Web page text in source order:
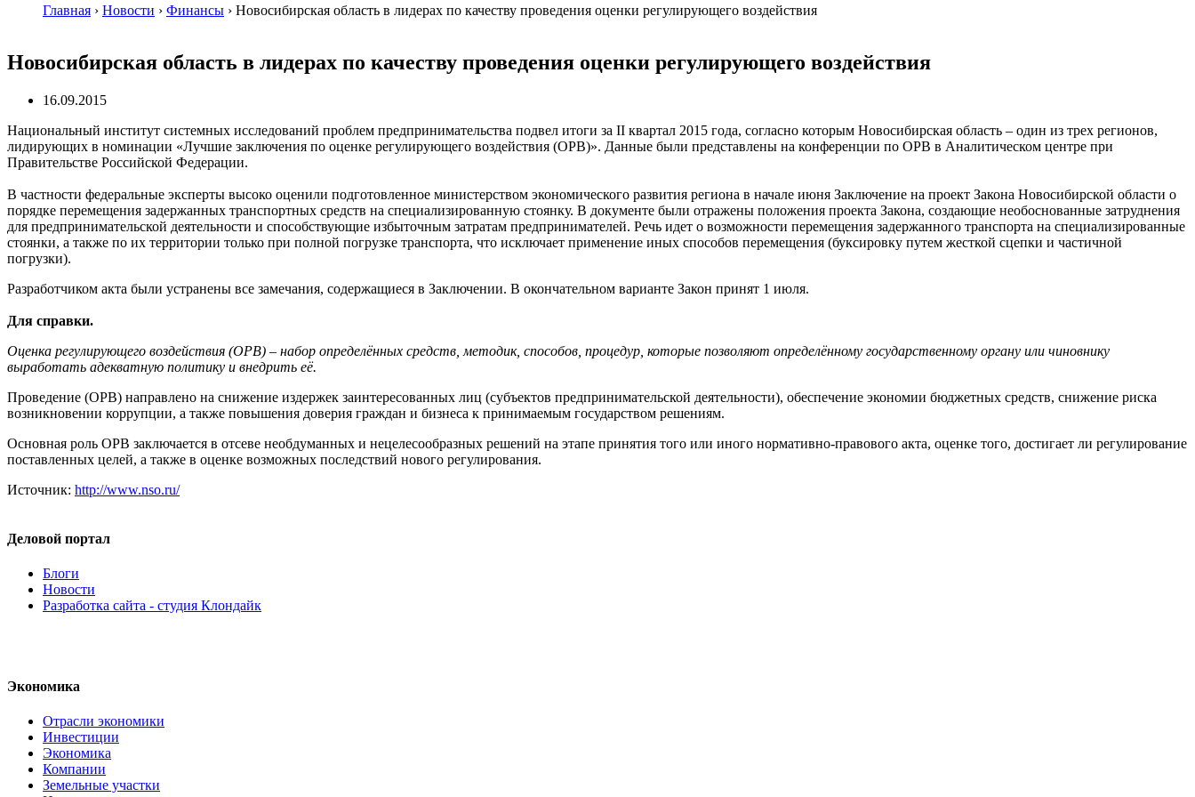
Главная › Новости › Финансы › Новосибирская область в лидерах по качеству проведения оценки регулирующего воздействия
Новосибирская область в лидерах по качеству проведения оценки регулирующего воздействия
16.09.2015
Национальный институт системных исследований проблем предпринимательства подвел итоги за II квартал 2015 года, согласно которым Новосибирская область – один из трех регионов,
лидирующих в номинации «Лучшие заключения по оценке регулирующего воздействия (ОРВ)». Данные были представлены на конференции по ОРВ в Аналитическом центре при
Правительстве Российской Федерации.
В частности федеральные эксперты высоко оценили подготовленное министерством экономического развития региона в начале июня Заключение на проект Закона Новосибирской области о
порядке перемещения задержанных транспортных средств на специализированную стоянку. В документе были отражены положения проекта Закона, создающие необоснованные затруднения
для предпринимательской деятельности и способствующие избыточным затратам предпринимателей. Речь идет о возможности перемещения задержанного транспорта на специализированные
стоянки, а также по их территории только при полной погрузке транспорта, что исключает применение иных способов перемещения (буксировку путем жесткой сцепки и частичной
погрузки).
Разработчиком акта были устранены все замечания, содержащиеся в Заключении. В окончательном варианте Закон принят 1 июля.
Для справки.
Оценка регулирующего воздействия (ОРВ) – набор определённых средств, методик, способов, процедур, которые позволяют определённому государственному органу или чиновнику
выработать адекватную политику и внедрить её.
Проведение (ОРВ) направлено на снижение издержек заинтересованных лиц (субъектов предпринимательской деятельности), обеспечение экономии бюджетных средств, снижение риска
возникновении коррупции, а также повышения доверия граждан и бизнеса к принимаемым государством решениям.
Основная роль ОРВ заключается в отсеве необдуманных и нецелесообразных решений на этапе принятия того или иного нормативно-правового акта, оценке того, достигает ли регулирование
поставленных целей, а также в оценке возможных последствий нового регулирования.
Источник: http://www.nso.ru/
Деловой портал
Блоги
Новости
Разработка сайта - студия Клондайк
Экономика
Отрасли экономики
Инвестиции
Экономика
Компании
Земельные участки